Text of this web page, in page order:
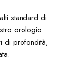
standard di
orologio
di profondità,